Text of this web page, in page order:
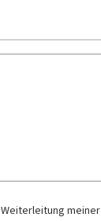
meiner